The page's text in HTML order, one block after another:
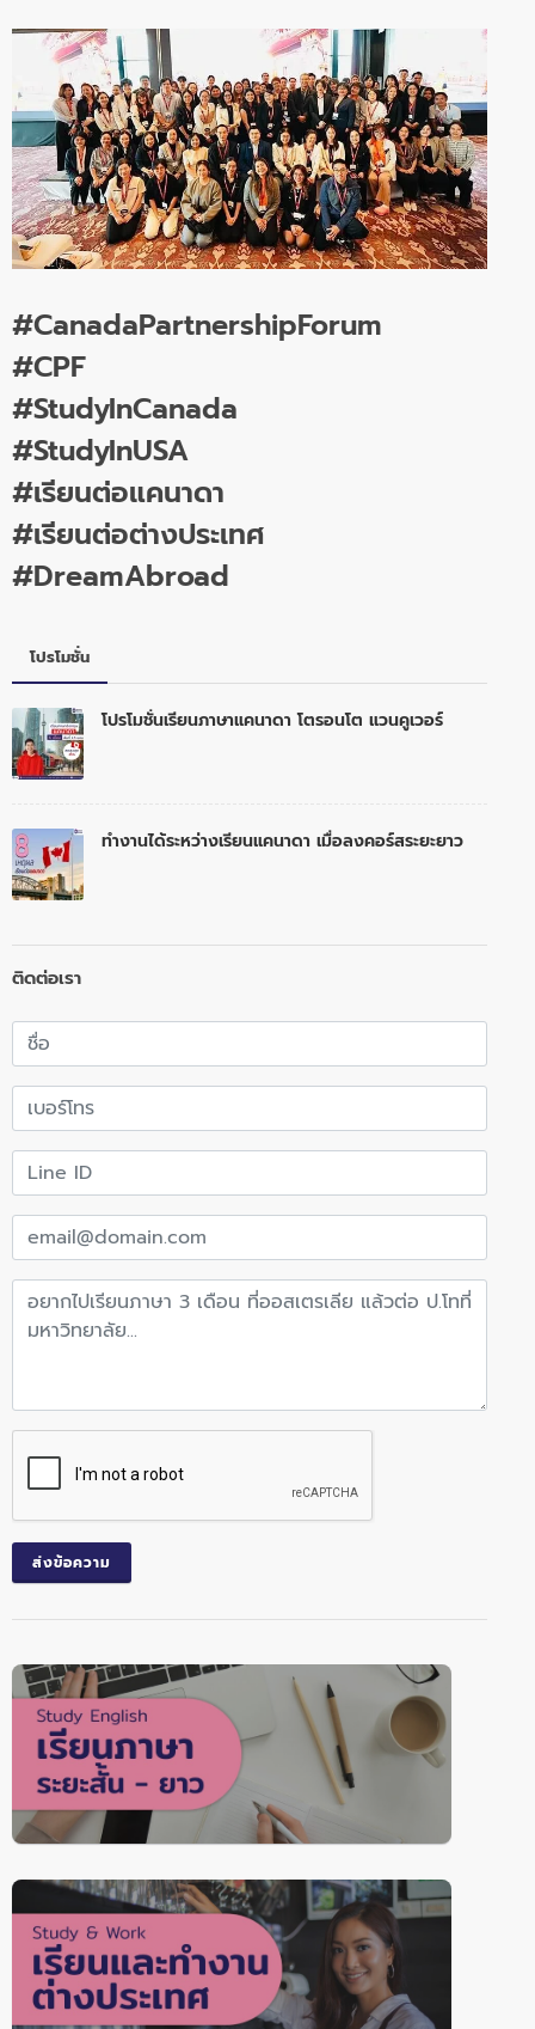
#CanadaPartnershipForum
#CPF
#StudyInCanada
#StudyInUSA
#เรียนต่อแคนาดา
#เรียนต่อต่างประเทศ
#DreamAbroad
โปรโมชั่น
โปรโมชั่นเรียนภาษาแคนาดา โตรอนโต แวนคูเวอร์
ทำงานได้ระหว่างเรียนแคนาดา เมื่อลงคอร์สระยะยาว
ติดต่อเรา
ส่งข้อความ